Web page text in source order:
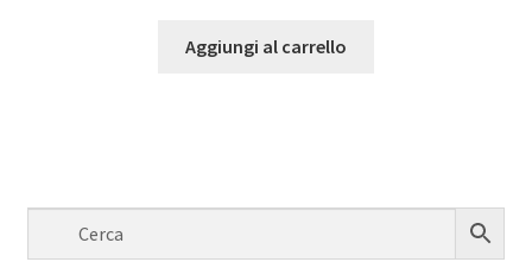
Aggiungi al carrello